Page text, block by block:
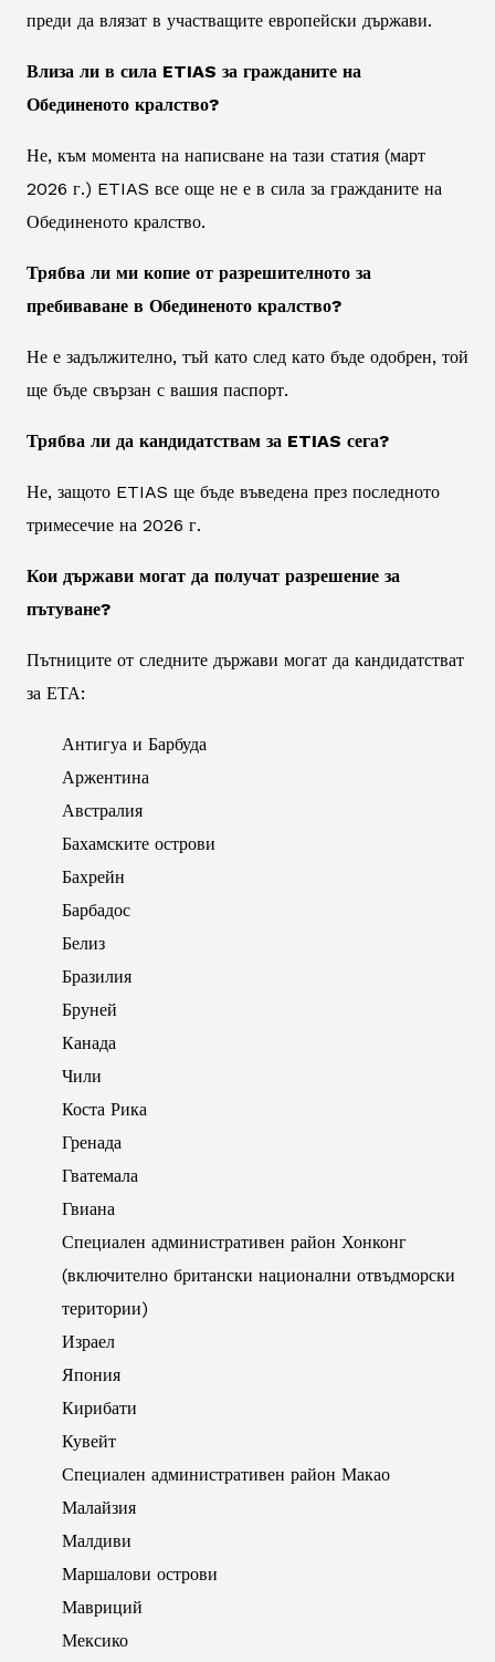
преди да влязат в участващите европейски държави.
Влиза ли в сила ETIAS за гражданите на
Обединеното кралство?
Не, към момента на написване на тази статия (март
2026 г.) ETIAS все още не е в сила за гражданите на
Обединеното кралство.
Трябва ли ми копие от разрешителното за
пребиваване в Обединеното кралство?
Не е задължително, тъй като след като бъде одобрен, той
ще бъде свързан с вашия паспорт.
Трябва ли да кандидатствам за ETIAS сега?
Не, защото ETIAS ще бъде въведена през последното
тримесечие на 2026 г.
Кои държави могат да получат разрешение за
пътуване?
Пътниците от следните държави могат да кандидатстват
за ЕТА:
Антигуа и Барбуда
Аржентина
Австралия
Бахамските острови
Бахрейн
Барбадос
Белиз
Бразилия
Бруней
Канада
Чили
Коста Рика
Гренада
Гватемала
Гвиана
Специален административен район Хонконг
(включително британски национални отвъдморски
територии)
Израел
Япония
Кирибати
Кувейт
Специален административен район Макао
Малайзия
Малдиви
Маршалови острови
Мавриций
Мексико